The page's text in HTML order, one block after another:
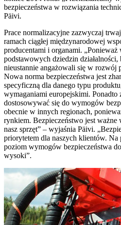
bezpieczeństwa w rozwiązania
Päivi.
Prace normalizacyjne zazwyczaj
ramach ciągłej międzynarodowej
producentami i organami. „Ponieważ
podstawowych dziedzin
nieustannie angażowali się w rozwój
Nowa norma bezpieczeństwa jest
specyficzną dla danego typu
wymaganiami europejskimi. Ponadto
dostosowywać się do wymogów
obecnie w innych regionach,
rynkiem. Bezpieczeństwo jest ważne
nasz sprzęt” – wyjaśnia Päivi.
priorytetem dla naszych klientów.
poziom wymogów bezpieczeństwa
wysoki”.